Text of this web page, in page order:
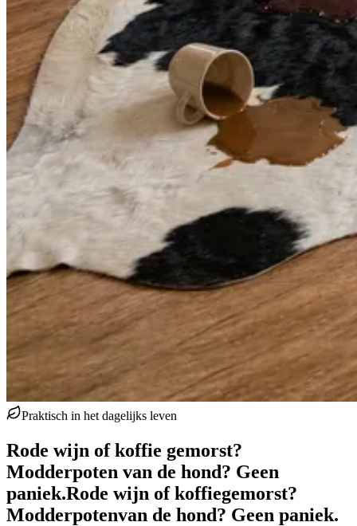
Praktisch in het dagelijks leven
Rode wijn of koffie gemorst?
Modderpoten van de hond? Geen
paniek.Rode wijn of koffiegemorst?
Modderpotenvan de hond? Geen paniek.